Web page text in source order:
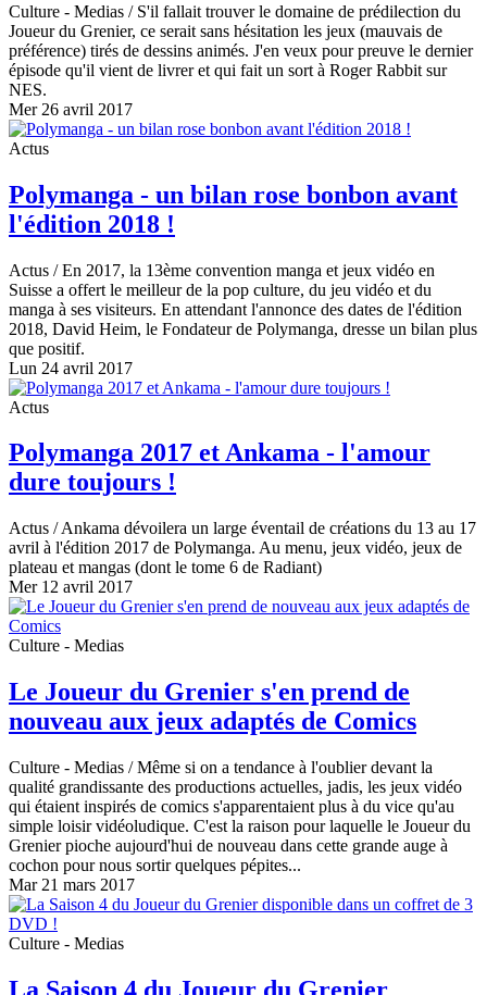
Culture - Medias / S'il fallait trouver le domaine de prédilection du
Joueur du Grenier, ce serait sans hésitation les jeux (mauvais de
préférence) tirés de dessins animés. J'en veux pour preuve le dernier
épisode qu'il vient de livrer et qui fait un sort à Roger Rabbit sur
NES.
Mer 26 avril 2017
Actus
Polymanga - un bilan rose bonbon avant
l'édition 2018 !
Actus / En 2017, la 13ème convention manga et jeux vidéo en
Suisse a offert le meilleur de la pop culture, du jeu vidéo et du
manga à ses visiteurs. En attendant l'annonce des dates de l'édition
2018, David Heim, le Fondateur de Polymanga, dresse un bilan plus
que positif.
Lun 24 avril 2017
Actus
Polymanga 2017 et Ankama - l'amour
dure toujours !
Actus / Ankama dévoilera un large éventail de créations du 13 au 17
avril à l'édition 2017 de Polymanga. Au menu, jeux vidéo, jeux de
plateau et mangas (dont le tome 6 de Radiant)
Mer 12 avril 2017
Culture - Medias
Le Joueur du Grenier s'en prend de
nouveau aux jeux adaptés de Comics
Culture - Medias / Même si on a tendance à l'oublier devant la
qualité grandissante des productions actuelles, jadis, les jeux vidéo
qui étaient inspirés de comics s'apparentaient plus à du vice qu'au
simple loisir vidéoludique. C'est la raison pour laquelle le Joueur du
Grenier pioche aujourd'hui de nouveau dans cette grande auge à
cochon pour nous sortir quelques pépites...
Mar 21 mars 2017
Culture - Medias